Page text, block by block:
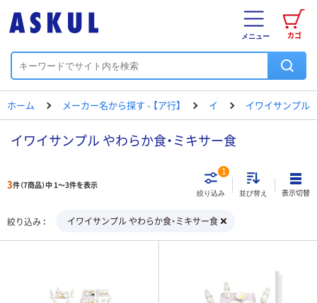
カゴ
メニュー
ホーム メーカー名から探す - 【ア行】 イ イワイサンプル
イワイサンプル やわらか食・ミキサー食
3件（7商品）中 1～3件を表示
絞り込み
1
並び替え 表示切替
絞り込み イワイサンプル やわらか食・ミキサー食